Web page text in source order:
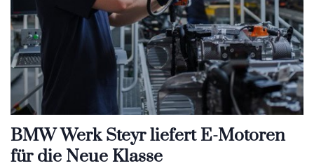
BMW Werk Steyr liefert E-Motoren
für die Neue Klasse